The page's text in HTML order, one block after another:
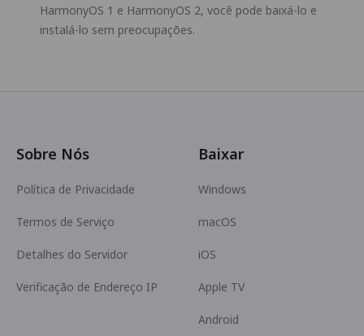
HarmonyOS 1 e HarmonyOS 2, você pode baixá-lo e
instalá-lo sem preocupações.
Sobre Nós
Política de Privacidade
Termos de Serviço
Detalhes do Servidor
Verificação de Endereço IP
Baixar
Windows
macOS
iOS
Apple TV
Android